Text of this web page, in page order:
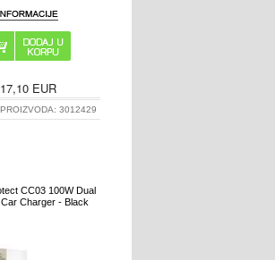
17,10 EUR
3012429
CC03 100W Dual
Charger - Black